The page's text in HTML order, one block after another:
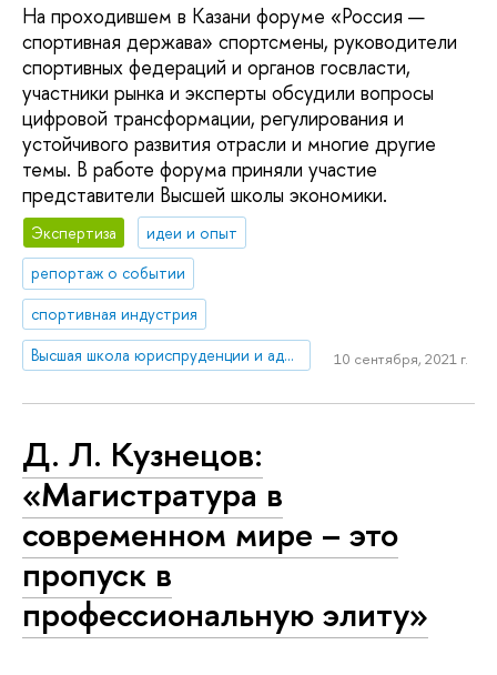
На проходившем в Казани форуме «Россия —
спортивная держава» спортсмены, руководители
спортивных федераций и органов госвласти,
участники рынка и эксперты обсудили вопросы
цифровой трансформации, регулирования и
устойчивого развития отрасли и многие другие
темы. В работе форума приняли участие
представители Высшей школы экономики.
Экспертиза
идеи и опыт
репортаж о событии
спортивная индустрия
Высшая школа юриспруденции и администрирования
10 сентября, 2021 г.
Д. Л. Кузнецов:
«Магистратура в
современном мире – это
пропуск в
профессиональную элиту»